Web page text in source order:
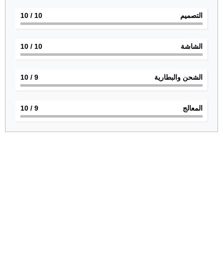
التصميم 10
/ 10
الشاشة 10
/ 10
الشحن والبطارية 9
/ 10
المعالج 9
/ 10